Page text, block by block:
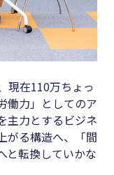
現在110万ちょっ
働力」としてのア
主力とするビジネ
がる構造へ、「間
と転換していかな